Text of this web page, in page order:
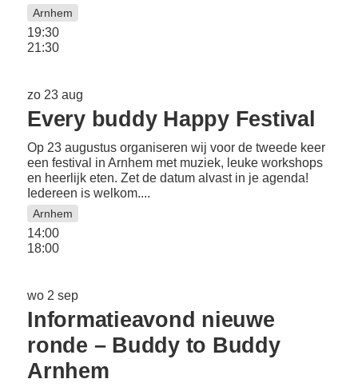
Arnhem
19:30
21:30
zo 23 aug
Every buddy Happy Festival
Op 23 augustus organiseren wij voor de tweede keer
een festival in Arnhem met muziek, leuke workshops
en heerlijk eten. Zet de datum alvast in je agenda!
Iedereen is welkom....
Arnhem
14:00
18:00
wo 2 sep
Informatieavond nieuwe
ronde – Buddy to Buddy
Arnhem